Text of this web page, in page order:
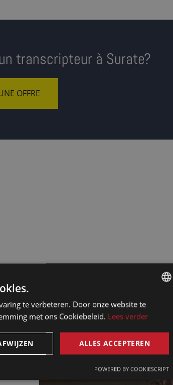
transcripteur à Surate?
OFFRE
FRENCH
ENGLISH
te verbeteren. Door onze website te
met ons Cookiebeleid. Lees verder
ALLES ACCEPTEREN
POWERED BY COOKIESCRIPT